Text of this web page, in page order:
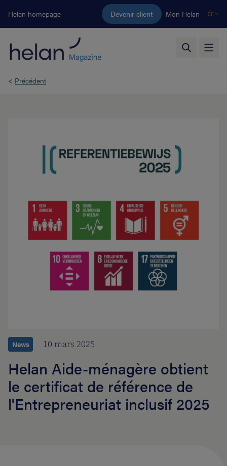
Aller au contenu principal
Helan homepage Devenir client Mon Helan fr
< Précédent
News 10 mars 2025
Helan Aide-ménagère obtient
le certificat de référence de
l'Entrepreneuriat inclusif 2025